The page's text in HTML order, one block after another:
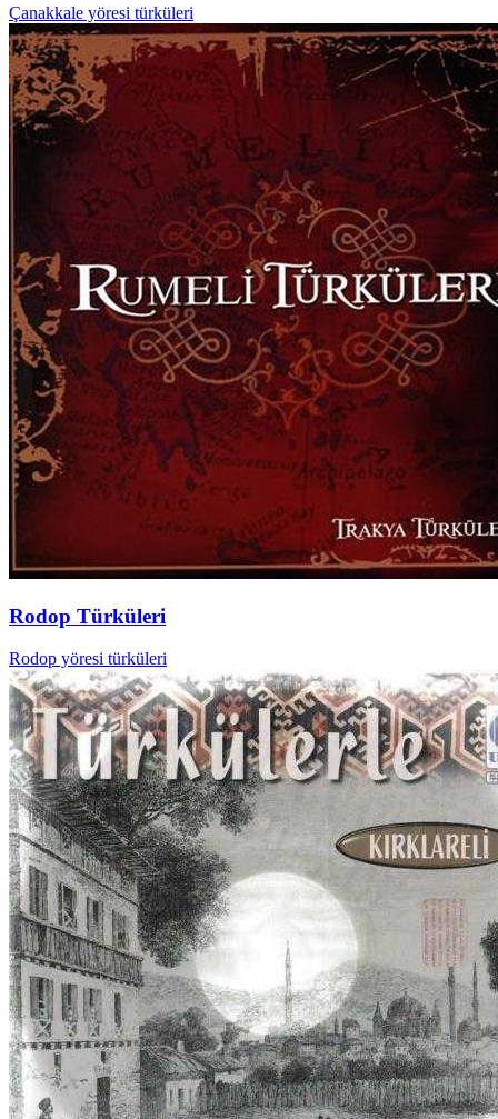
Çanakkale yöresi türküleri
Rodop Türküleri
Rodop yöresi türküleri